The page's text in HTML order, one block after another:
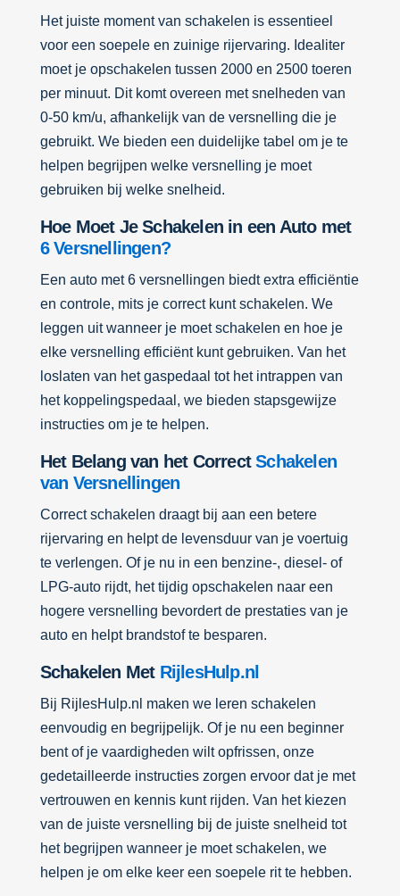
Het juiste moment van schakelen is essentieel
voor een soepele en zuinige rijervaring. Idealiter
moet je opschakelen tussen 2000 en 2500 toeren
per minuut. Dit komt overeen met snelheden van
0-50 km/u, afhankelijk van de versnelling die je
gebruikt. We bieden een duidelijke tabel om je te
helpen begrijpen welke versnelling je moet
gebruiken bij welke snelheid.
Hoe Moet Je Schakelen in een Auto met
6 Versnellingen?
Een auto met 6 versnellingen biedt extra efficiëntie
en controle, mits je correct kunt schakelen. We
leggen uit wanneer je moet schakelen en hoe je
elke versnelling efficiënt kunt gebruiken. Van het
loslaten van het gaspedaal tot het intrappen van
het koppelingspedaal, we bieden stapsgewijze
instructies om je te helpen.
Het Belang van het CorrectSchakelen
van Versnellingen
Correct schakelen draagt bij aan een betere
rijervaring en helpt de levensduur van je voertuig
te verlengen. Of je nu in een benzine-, diesel- of
LPG-auto rijdt, het tijdig opschakelen naar een
hogere versnelling bevordert de prestaties van je
auto en helpt brandstof te besparen.
Schakelen Met RijlesHulp.nl
Bij RijlesHulp.nl maken we leren schakelen
eenvoudig en begrijpelijk. Of je nu een beginner
bent of je vaardigheden wilt opfrissen, onze
gedetailleerde instructies zorgen ervoor dat je met
vertrouwen en kennis kunt rijden. Van het kiezen
van de juiste versnelling bij de juiste snelheid tot
het begrijpen wanneer je moet schakelen, we
helpen je om elke keer een soepele rit te hebben.